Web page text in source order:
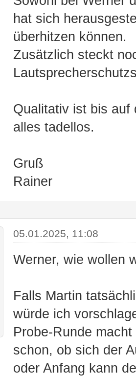
hat sich
überhitzen können.
Zusätzlich steckt
Qualitativ ist bis auf
alles tadellos.
Gruß
Rainer
05.01.2025, 11:08
Werner, wie wollen
Falls Martin
würde ich
Probe-Runde
schon, ob sich der
oder Anfang kann